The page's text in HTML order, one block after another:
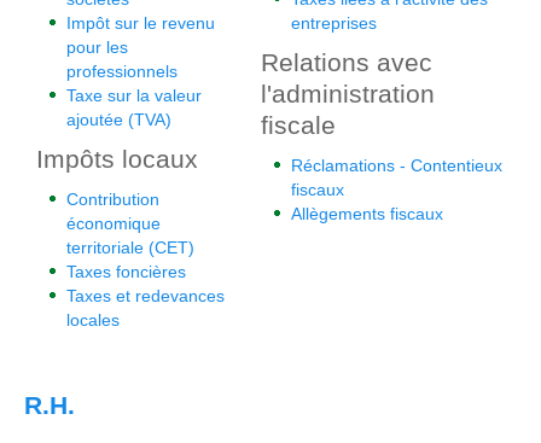
Impôt sur le revenu
pour les
professionnels
Taxe sur la valeur
ajoutée (TVA)
Impôts locaux
Contribution
économique
territoriale (CET)
Taxes foncières
Taxes et redevances
locales
entreprises
Relations avec
l'administration
fiscale
Réclamations - Contentieux
fiscaux
Allègements fiscaux
R.H.